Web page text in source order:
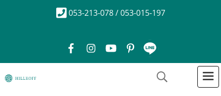
053-213-078 / 053-015-197